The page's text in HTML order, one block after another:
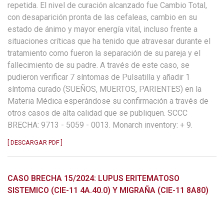
repetida. El nivel de curación alcanzado fue Cambio Total,
con desaparición pronta de las cefaleas, cambio en su
estado de ánimo y mayor energía vital, incluso frente a
situaciones críticas que ha tenido que atravesar durante el
tratamiento como fueron la separación de su pareja y el
fallecimiento de su padre. A través de este caso, se
pudieron verificar 7 síntomas de Pulsatilla y añadir 1
síntoma curado (SUEÑOS, MUERTOS, PARIENTES) en la
Materia Médica esperándose su confirmación a través de
otros casos de alta calidad que se publiquen. SCCC
BRECHA: 9713 - 5059 - 0013. Monarch inventory: + 9.
[ DESCARGAR PDF ]
CASO BRECHA 15/2024: LUPUS ERITEMATOSO
SISTEMICO (CIE-11 4A.40.0) Y MIGRAÑA (CIE-11 8A80)